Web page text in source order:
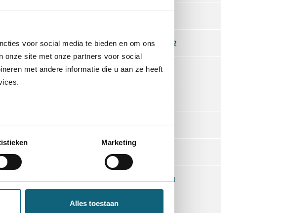
voor social media te bieden en om ons
onze site met onze partners voor social
met andere informatie die u aan ze heeft
Marketing
Alles toestaan
september 2022
juli 2022
december 2021
oktober 2021
september 2021
augustus 2021